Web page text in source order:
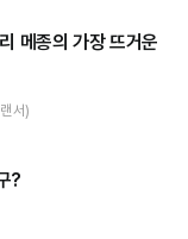
메종의 가장 뜨거운
서)
?